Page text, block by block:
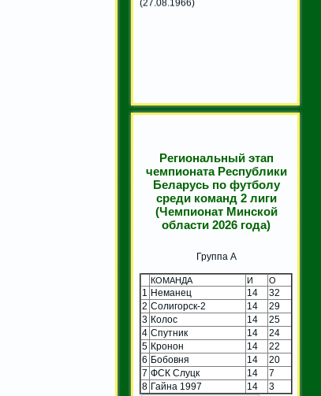
Региональный этап
чемпионата Республики
Беларусь по футболу
среди команд 2 лиги
(Чемпионат Минской
области 2026 года)
Группа A
КОМАНДА И О
1 Неманец 14
32
2 Солигорск-2 14
29
3 Колос 14
25
4 Спутник 14
24
5 Кронон 14
22
6 Бобовня 14
20
7 ФСК Слуцк 14
7
8 Гайна 1997 14 3